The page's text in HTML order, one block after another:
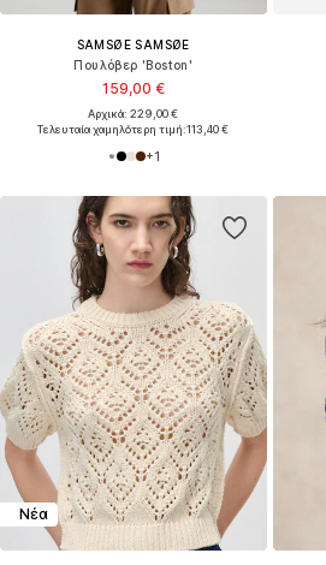
SAMSØE SAMSØE
Πουλόβερ 'Boston'
159,00 €
Αρχικά: 229,00 €
Τελευταία χαμηλότερη τιμή:113,40 €
+1
Νέα